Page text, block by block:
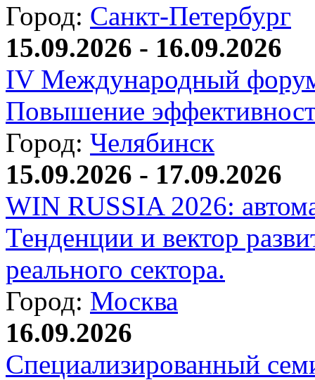
Город: Санкт-Петербург
15.09.2026 - 16.09.2026
IV Международный
Повышение
Город: Челябинск
15.09.2026 - 17.09.2026
WIN RUSSIA 2026:
Тенденции и вектор
реального сектора.
Город: Москва
16.09.2026
Специализированный